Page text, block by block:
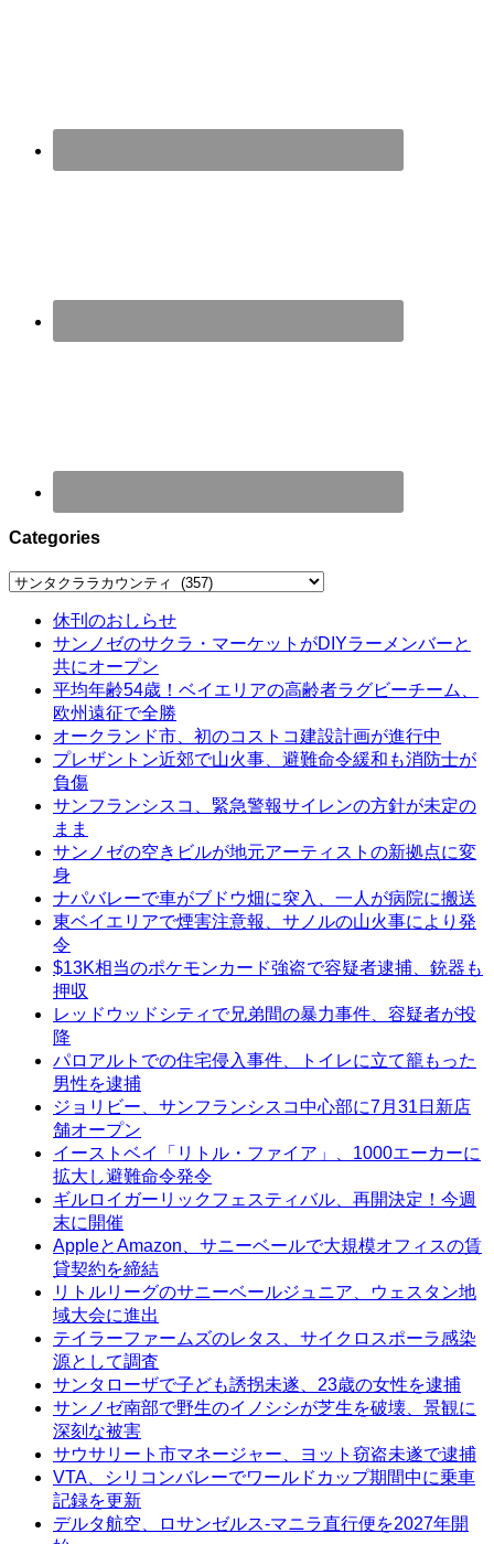
Categories
Categories
休刊のおしらせ
サンノゼのサクラ・マーケットがDIYラーメンバーと
共にオープン
平均年齢54歳！ベイエリアの高齢者ラグビーチーム、
欧州遠征で全勝
オークランド市、初のコストコ建設計画が進行中
プレザントン近郊で山火事、避難命令緩和も消防士が
負傷
サンフランシスコ、緊急警報サイレンの方針が未定の
まま
サンノゼの空きビルが地元アーティストの新拠点に変
身
ナパバレーで車がブドウ畑に突入、一人が病院に搬送
東ベイエリアで煙害注意報、サノルの山火事により発
令
$13K相当のポケモンカード強盗で容疑者逮捕、銃器も
押収
レッドウッドシティで兄弟間の暴力事件、容疑者が投
降
パロアルトでの住宅侵入事件、トイレに立て籠もった
男性を逮捕
ジョリビー、サンフランシスコ中心部に7月31日新店
舗オープン
イーストベイ「リトル・ファイア」、1000エーカーに
拡大し避難命令発令
ギルロイガーリックフェスティバル、再開決定！今週
末に開催
AppleとAmazon、サニーベールで大規模オフィスの賃
貸契約を締結
リトルリーグのサニーベールジュニア、ウェスタン地
域大会に進出
テイラーファームズのレタス、サイクロスポーラ感染
源として調査
サンタローザで子ども誘拐未遂、23歳の女性を逮捕
サンノゼ南部で野生のイノシシが芝生を破壊、景観に
深刻な被害
サウサリート市マネージャー、ヨット窃盗未遂で逮捕
VTA、シリコンバレーでワールドカップ期間中に乗車
記録を更新
デルタ航空、ロサンゼルス-マニラ直行便を2027年開